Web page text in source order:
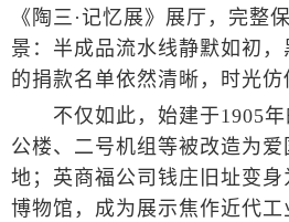
《陶三·记忆展》展厅，完整
景：半成品流水线静默如初，
的捐款名单依然清晰，时光仿
不仅如此，始建于1905年
公楼、二号机组等被改造为
地；英商福公司钱庄旧址变
博物馆，成为展示焦作近代